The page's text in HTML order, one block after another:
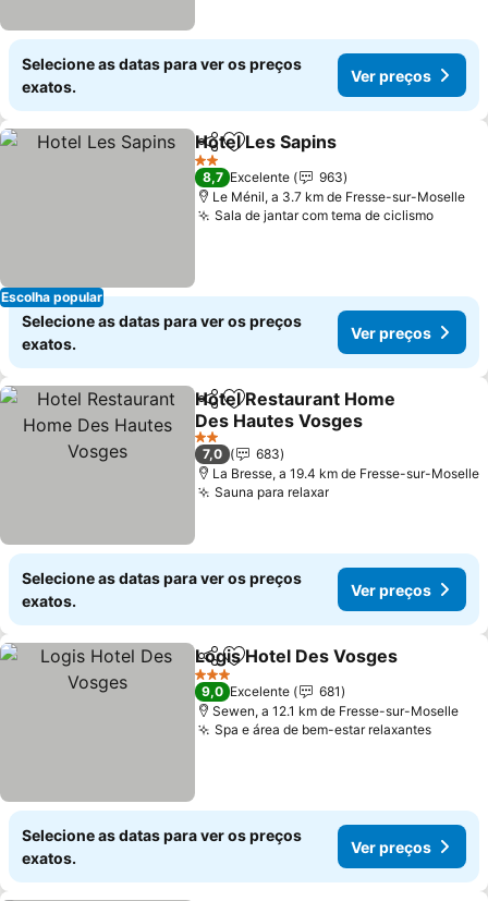
Selecione as datas para ver os preços
exatos.
Ver preços
Escolha popular
PartilharAdicionar aos favoritos
Hotel Les Sapins
2 Estrelas
8,7 Excelente
963
Le Ménil, a 3.7 km de Fresse-sur-Moselle
Sala de jantar com tema de ciclismo
Selecione as datas para ver os preços
exatos.
Ver preços
PartilharAdicionar aos favoritos
Hotel Restaurant Home
Des Hautes Vosges
2 Estrelas
7,0
683
La Bresse, a 19.4 km de Fresse-sur-Moselle
Sauna para relaxar
Selecione as datas para ver os preços
exatos.
Ver preços
PartilharAdicionar aos favoritos
Logis Hotel Des Vosges
3 Estrelas
9,0 Excelente
681
Sewen, a 12.1 km de Fresse-sur-Moselle
Spa e área de bem-estar relaxantes
Selecione as datas para ver os preços
exatos.
Ver preços